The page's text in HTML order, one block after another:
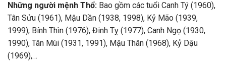
Những người mệnh Thổ: Bao gồm các tuổi Canh Tý (1960),
Tân Sửu (1961), Mậu Dần (1938, 1998), Kỷ Mão (1939,
1999), Bính Thìn (1976), Đinh Tỵ (1977), Canh Ngọ (1930,
1990), Tân Mùi (1931, 1991), Mậu Thân (1968), Kỷ Dậu
(1969),…